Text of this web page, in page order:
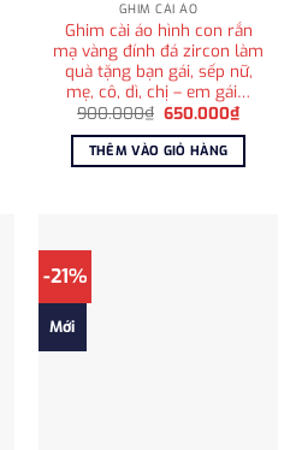
GHIM CÀI ÁO
Ghim cài áo hình con rắn
mạ vàng đính đá zircon làm
quà tặng bạn gái, sếp nữ,
mẹ, cô, dì, chị – em gái…
900.000₫ Giá
là:
900.000₫.
650.000₫Giá
hiện
tại
THÊM VÀO GIỎ HÀNG
-21%
Mới